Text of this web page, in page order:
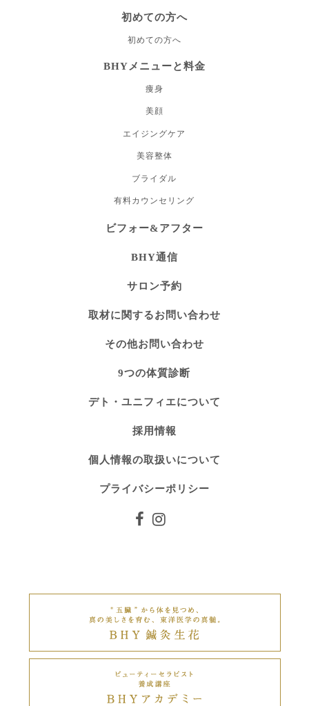
初めての方へ
初めての方へ
BHYメニューと料金
痩身
美顔
エイジングケア
美容整体
ブライダル
有料カウンセリング
ビフォー&アフター
BHY通信
サロン予約
取材に関するお問い合わせ
その他お問い合わせ
9つの体質診断
デト・ユニフィエについて
採用情報
個人情報の取扱いについて
プライバシーポリシー